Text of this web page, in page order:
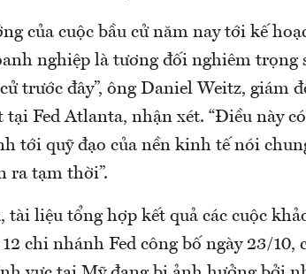
của cuộc bầu cử năm nay tới kế
nghiệp là tương đối nghiêm trọng
trước đây”, ông Daniel Weitz, giám
tại Fed Atlanta, nhận xét. “Điều này có
tới quỹ đạo của nền kinh tế nói
ra tạm thời”.
tài liệu tổng hợp kết quả các cuộc
chi nhánh Fed công bố ngày 23/10,